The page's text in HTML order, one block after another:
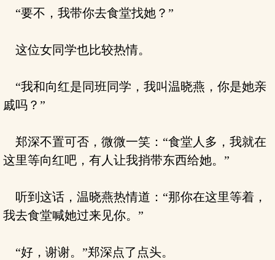
“要不，我带你去食堂找她？”
这位女同学也比较热情。
“我和向红是同班同学，我叫温晓燕，你是她亲
戚吗？”
郑深不置可否，微微一笑：“食堂人多，我就在
这里等向红吧，有人让我捎带东西给她。”
听到这话，温晓燕热情道：“那你在这里等着，
我去食堂喊她过来见你。”
“好，谢谢。”郑深点了点头。